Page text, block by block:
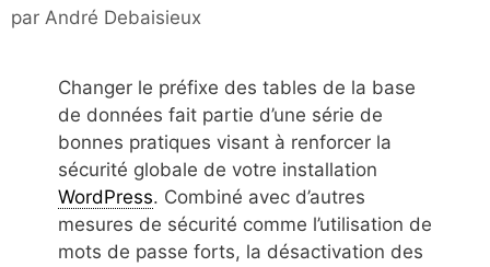
par André Debaisieux
Changer le préfixe des tables de la base
de données fait partie d’une série de
bonnes pratiques visant à renforcer la
sécurité globale de votre installation
WordPress. Combiné avec d’autres
mesures de sécurité comme l’utilisation de
mots de passe forts, la désactivation des